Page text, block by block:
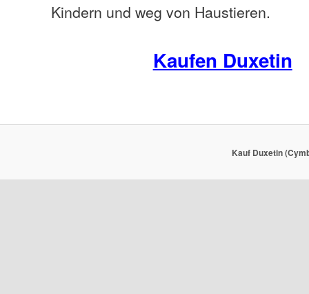
Kindern und weg von Haustieren.
Kaufen Duxetin
Kauf Duxetin